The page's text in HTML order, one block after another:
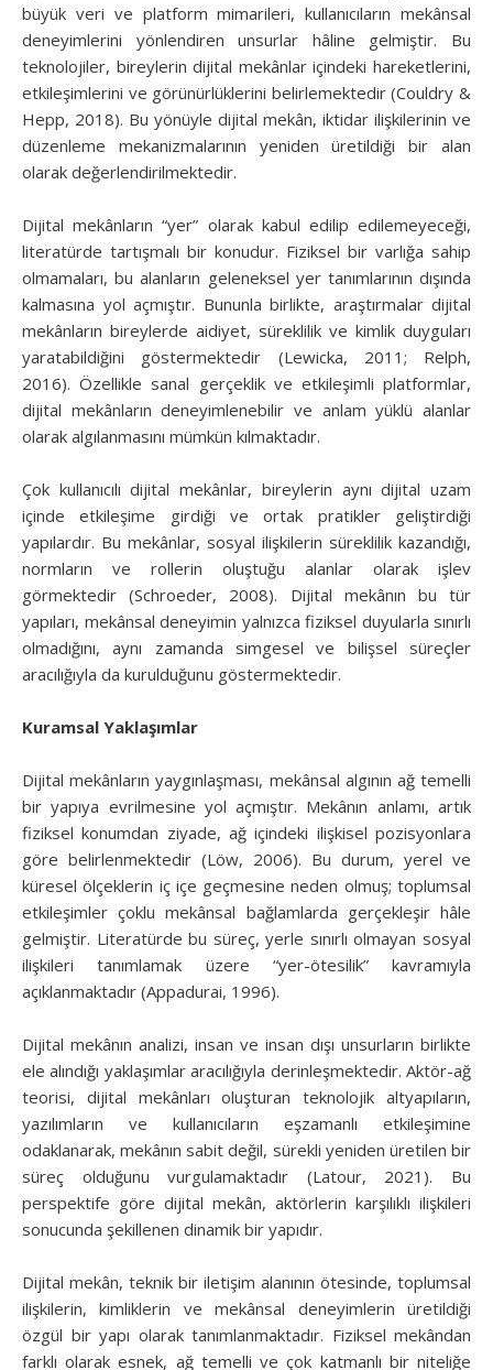
büyük veri ve platform mimarileri, kullanıcıların mekânsal
deneyimlerini yönlendiren unsurlar hâline gelmiştir. Bu
teknolojiler, bireylerin dijital mekânlar içindeki hareketlerini,
etkileşimlerini ve görünürlüklerini belirlemektedir (Couldry &
Hepp, 2018). Bu yönüyle dijital mekân, iktidar ilişkilerinin ve
düzenleme mekanizmalarının yeniden üretildiği bir alan
olarak değerlendirilmektedir.
Dijital mekânların “yer” olarak kabul edilip edilemeyeceği,
literatürde tartışmalı bir konudur. Fiziksel bir varlığa sahip
olmamaları, bu alanların geleneksel yer tanımlarının dışında
kalmasına yol açmıştır. Bununla birlikte, araştırmalar dijital
mekânların bireylerde aidiyet, süreklilik ve kimlik duyguları
yaratabildiğini göstermektedir (Lewicka, 2011; Relph,
2016). Özellikle sanal gerçeklik ve etkileşimli platformlar,
dijital mekânların deneyimlenebilir ve anlam yüklü alanlar
olarak algılanmasını mümkün kılmaktadır.
Çok kullanıcılı dijital mekânlar, bireylerin aynı dijital uzam
içinde etkileşime girdiği ve ortak pratikler geliştirdiği
yapılardır. Bu mekânlar, sosyal ilişkilerin süreklilik kazandığı,
normların ve rollerin oluştuğu alanlar olarak işlev
görmektedir (Schroeder, 2008). Dijital mekânın bu tür
yapıları, mekânsal deneyimin yalnızca fiziksel duyularla sınırlı
olmadığını, aynı zamanda simgesel ve bilişsel süreçler
aracılığıyla da kurulduğunu göstermektedir.
Kuramsal Yaklaşımlar
Dijital mekânların yaygınlaşması, mekânsal algının ağ temelli
bir yapıya evrilmesine yol açmıştır. Mekânın anlamı, artık
fiziksel konumdan ziyade, ağ içindeki ilişkisel pozisyonlara
göre belirlenmektedir (Löw, 2006). Bu durum, yerel ve
küresel ölçeklerin iç içe geçmesine neden olmuş; toplumsal
etkileşimler çoklu mekânsal bağlamlarda gerçekleşir hâle
gelmiştir. Literatürde bu süreç, yerle sınırlı olmayan sosyal
ilişkileri tanımlamak üzere “yer-ötesilik” kavramıyla
açıklanmaktadır (Appadurai, 1996).
Dijital mekânın analizi, insan ve insan dışı unsurların birlikte
ele alındığı yaklaşımlar aracılığıyla derinleşmektedir. Aktör-ağ
teorisi, dijital mekânları oluşturan teknolojik altyapıların,
yazılımların ve kullanıcıların eşzamanlı etkileşimine
odaklanarak, mekânın sabit değil, sürekli yeniden üretilen bir
süreç olduğunu vurgulamaktadır (Latour, 2021). Bu
perspektife göre dijital mekân, aktörlerin karşılıklı ilişkileri
sonucunda şekillenen dinamik bir yapıdır.
Dijital mekân, teknik bir iletişim alanının ötesinde, toplumsal
ilişkilerin, kimliklerin ve mekânsal deneyimlerin üretildiği
özgül bir yapı olarak tanımlanmaktadır. Fiziksel mekândan
farklı olarak esnek, ağ temelli ve çok katmanlı bir niteliğe